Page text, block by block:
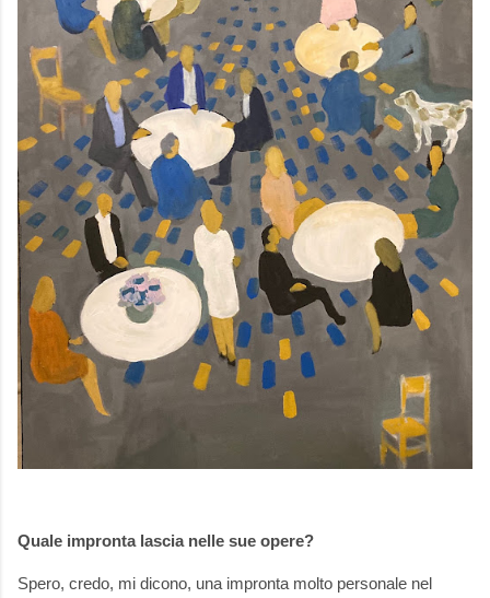
Quale impronta lascia nelle sue opere?
Spero, credo, mi dicono, una impronta molto personale nel